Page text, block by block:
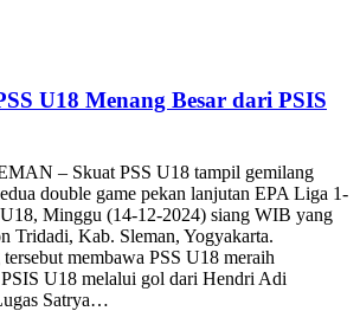
U18 Menang Besar dari PSIS
– Skuat PSS U18 tampil gemilang
double game pekan lanjutan EPA Liga 1-
Minggu (14-12-2024) siang WIB yang
Tridadi, Kab. Sleman, Yogyakarta.
membawa PSS U18 meraih
PSIS U18 melalui gol dari Hendri Adi
Satrya…